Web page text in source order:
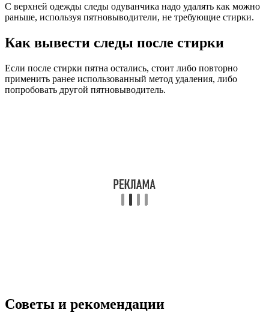
С верхней одежды следы одуванчика надо удалять как можно
раньше, используя пятновыводители, не требующие стирки.
Как вывести следы после стирки
Если после стирки пятна остались, стоит либо повторно
применить ранее использованный метод удаления, либо
попробовать другой пятновыводитель.
Советы и рекомендации